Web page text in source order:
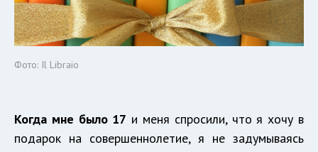
Фото: Il Libraio
Когда мне было 17 и меня спросили, что я хочу в
подарок на совершеннолетие, я не задумываясь